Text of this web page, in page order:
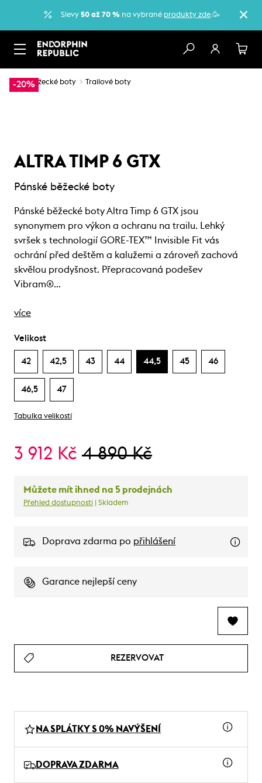
Slevy 50 až 70 % na vybrané produkty zde.🥳
-20%
… Běžecké boty Trailové boty
ALTRA TIMP 6 GTX
Pánské běžecké boty
Pánské běžecké boty Altra Timp 6 GTX jsou
synonymem pro výkon a ochranu na trailu. Lehký
svršek s technologií GORE-TEX™ Invisible Fit vás
ochrání před deštěm a kalužemi a zároveň zachová
skvělou prodyšnost. Přepracovaná podešev
Vibram®…
více
Velikost
42 42,5 43 44 44,5 45 46
46,5 47
Tabulka velikostí
3 912 Kč 4 890 Kč
Můžete mít ihned na 5 prodejnách
Přehled dostupnosti | Skladem
Doprava zdarma po přihlášení
Garance nejlepší ceny
REZERVOVAT
NA SPLÁTKY S 0% NAVÝŠENÍ
DOPRAVA ZDARMA